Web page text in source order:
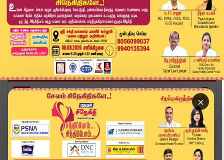
×
Home Topics தமிழிசை